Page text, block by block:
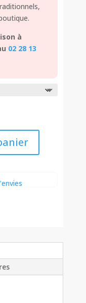
à
02 28 13